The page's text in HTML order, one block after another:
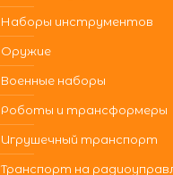
Наборы инструментов
Оружие
Военные наборы
Роботы и трансформеры
Игрушечный транспорт
Транспорт на